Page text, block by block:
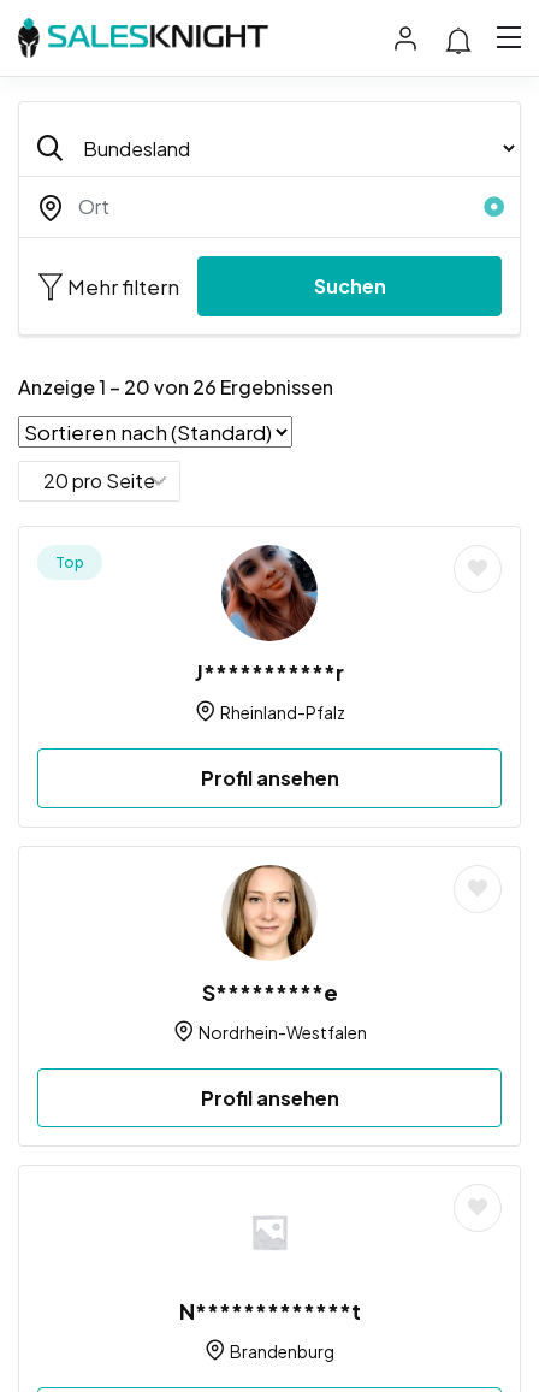
Mehr filtern Suchen
Anzeige1 – 20von 26 Ergebnissen
Top
J***********r
Rheinland-Pfalz
Profil ansehen
S*********e
Nordrhein-Westfalen
Profil ansehen
N*************t
Brandenburg